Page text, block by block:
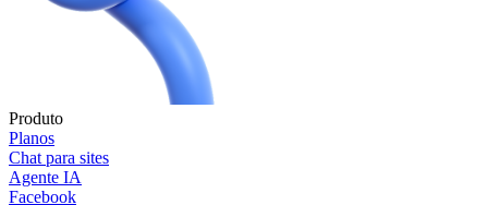
Produto
Planos
Chat para sites
Agente IA
Facebook